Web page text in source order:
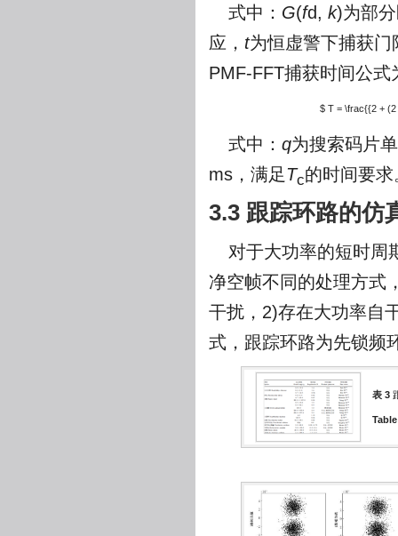
式中： G(fd, k)为部
应， t为恒虚警下捕获
PMF-FFT捕获时间公式
$ T = \frac{{2 +
式中： q为搜索码片
ms，满足 Tc的时间要求
3.3 跟踪环路的仿
对于大功率的短时周
净空帧不同的处理方式
干扰，2)存在大功率自
式，跟踪环路为先锁频
表 3